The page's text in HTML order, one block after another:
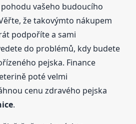
vašeho budoucího
že takovýmto nákupem
podpoříte a sami
do problémů, kdy budete
pejska. Finance
poté velmi
cenu zdravého pejska
.